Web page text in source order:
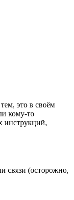
это в своём
кому-то
инструкций,
связи (осторожно,